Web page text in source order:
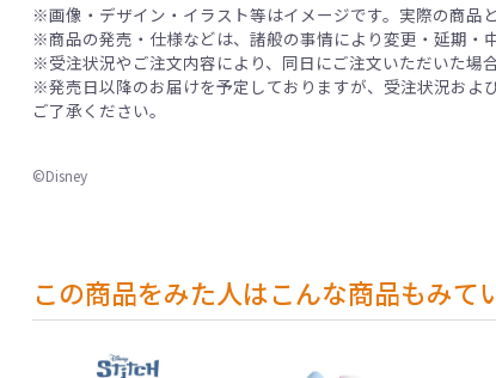
※画像・デザイン・イラスト等はイメージです。実際の商品
※商品の発売・仕様などは、諸般の事情により変更・延期・
※受注状況やご注文内容により、同日にご注文いただいた場
※発売日以降のお届けを予定しておりますが、受注状況およ
ご了承ください。
©Disney
この商品をみた人はこんな商品もみて